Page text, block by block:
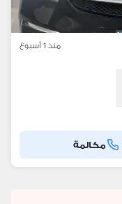
منذ 1 أسبوع
مكالمة